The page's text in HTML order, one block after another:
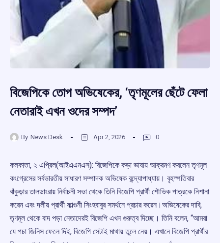
বিজেপিকে তোপ অভিষেকের, ‘তৃণমূলের ছেঁটে ফেলা
নেতারাই এখন ওদের সম্পদ’
By News Desk Apr 2, 2026 0
কলকাতা, ২ এপ্রিল(আইএএনএস): বিজেপিকে কড়া ভাষায় আক্রমণ করলেন তৃণমূল
কংগ্রেসের সর্বভারতীয় সাধারণ সম্পাদক অভিষেক বন্দ্যোপাধ্যায়। বৃহস্পতিবার
বাঁকুড়ার তালডাংরায় নির্বাচনী সভা থেকে তিনি বিজেপি প্রার্থী শৌভিক পাত্রকে নিশানা
করেন এবং দলীয় প্রার্থী ফাল্গুনী সিংহবাবুর সমর্থনে প্রচার করেন।অভিষেকের দাবি,
তৃণমূল থেকে বাদ পড়া নেতাদেরই বিজেপি এখন গুরুত্ব দিচ্ছে। তিনি বলেন, “আমরা
যে পচা জিনিস ফেলে দিই, বিজেপি সেটাই মাথায় তুলে নেয়। এখানে বিজেপি প্রার্থীর